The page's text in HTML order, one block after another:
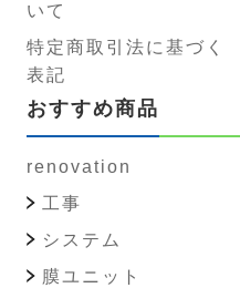
いて
特定商取引法に基づく
表記
おすすめ商品
renovation
工事
システム
膜ユニット